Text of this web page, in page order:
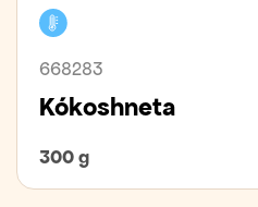
668283
Kókoshneta
300 g